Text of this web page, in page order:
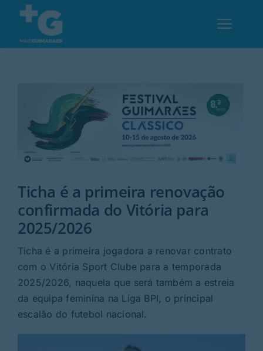
content
Desporto
Opinião
Região
Rubricas
Jornal
Ticha é a primeira renovação
confirmada do Vitória para
2025/2026
Ticha é a primeira jogadora a renovar contrato
com o Vitória Sport Clube para a temporada
2025/2026, naquela que será também a estreia
da equipa feminina na Liga BPI, o principal
escalão do futebol nacional.